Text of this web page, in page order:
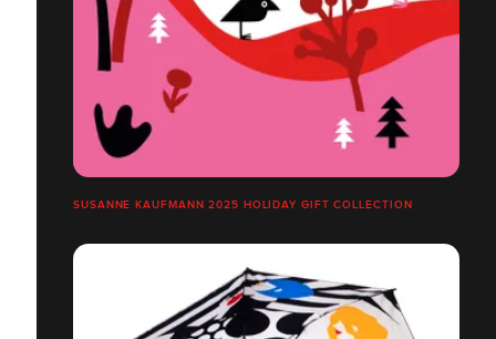
SUSANNE KAUFMANN 2025 HOLIDAY GIFT COLLECTION